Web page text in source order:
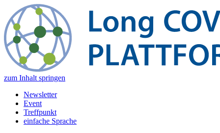
zum Inhalt springen
Newsletter
Event
Treffpunkt
einfache Sprache